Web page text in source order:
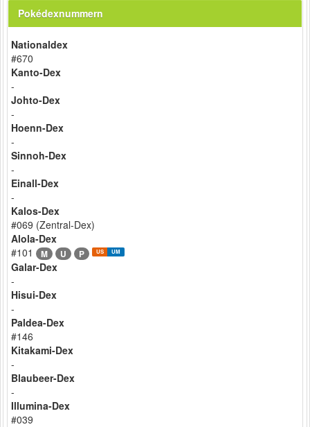
Pokédexnummern
Nationaldex
#670
Kanto-Dex
-
Johto-Dex
-
Hoenn-Dex
-
Sinnoh-Dex
-
Einall-Dex
-
Kalos-Dex
#069 (Zentral-Dex)
Alola-Dex
#101
M U P US UM
Galar-Dex
-
Hisui-Dex
-
Paldea-Dex
#146
Kitakami-Dex
-
Blaubeer-Dex
-
Illumina-Dex
#039